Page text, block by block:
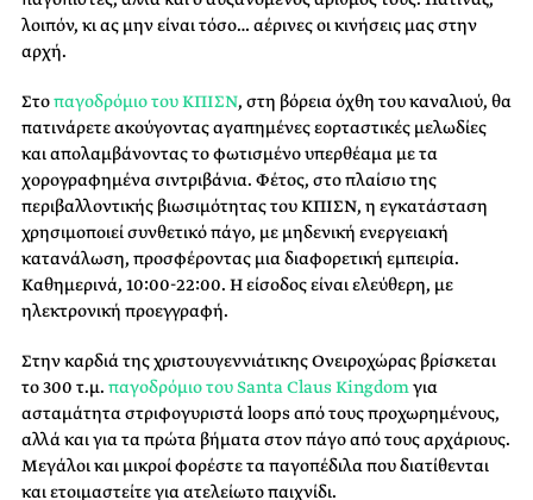
λοιπόν, κι ας μην είναι τόσο… αέρινες οι κινήσεις μας στην
αρχή.
Στοπαγοδρόμιο του ΚΠΙΣΝ, στη βόρεια όχθη του καναλιού, θα
πατινάρετε ακούγοντας αγαπημένες εορταστικές μελωδίες
και απολαμβάνοντας το φωτισμένο υπερθέαμα με τα
χορογραφημένα σιντριβάνια. Φέτος, στο πλαίσιο της
περιβαλλοντικής βιωσιμότητας του ΚΠΙΣΝ, η εγκατάσταση
χρησιμοποιεί συνθετικό πάγο, με μηδενική ενεργειακή
κατανάλωση, προσφέροντας μια διαφορετική εμπειρία.
Καθημερινά, 10:00-22:00. Η είσοδος είναι ελεύθερη, με
ηλεκτρονική προεγγραφή.
Στην καρδιά της χριστουγεννιάτικης Ονειροχώρας βρίσκεται
το 300 τ.μ. παγοδρόμιο του Santa Claus Kingdomγια
ασταμάτητα στριφογυριστά loops από τους προχωρημένους,
αλλά και για τα πρώτα βήματα στον πάγο από τους αρχάριους.
Μεγάλοι και μικροί φορέστε τα παγοπέδιλα που διατίθενται
και ετοιμαστείτε για ατελείωτο παιχνίδι.